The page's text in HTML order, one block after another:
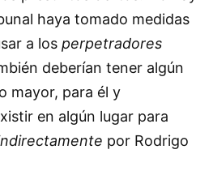
haya tomado medidas
a los perpetradores
deberían tener algún
mayor, para él y
en algún lugar para
por Rodrigo